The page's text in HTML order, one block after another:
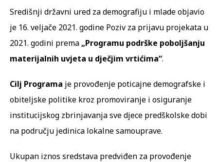
Središnji državni ured za demografiju i mlade objavio
je 16. veljače 2021. godine Poziv za prijavu projekata u
2021. godini prema „Programu podrške poboljšanju
materijalnih uvjeta u dječjim vrtićima“.
Cilj Programa je provođenje poticajne demografske i
obiteljske politike kroz promoviranje i osiguranje
institucijskog zbrinjavanja sve djece predškolske dobi
na području jedinica lokalne samouprave.
Ukupan iznos sredstava predviđen za provođenje